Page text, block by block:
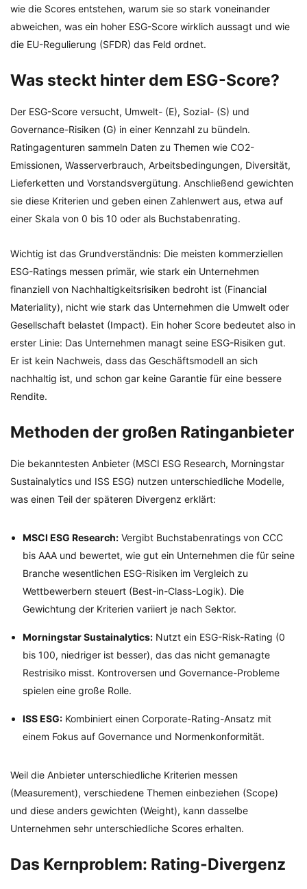
wie die Scores entstehen, warum sie so stark voneinander
abweichen, was ein hoher ESG-Score wirklich aussagt und wie
die EU-Regulierung (SFDR) das Feld ordnet.
Was steckt hinter dem ESG-Score?
Der ESG-Score versucht, Umwelt- (E), Sozial- (S) und
Governance-Risiken (G) in einer Kennzahl zu bündeln.
Ratingagenturen sammeln Daten zu Themen wie CO2-
Emissionen, Wasserverbrauch, Arbeitsbedingungen, Diversität,
Lieferketten und Vorstandsvergütung. Anschließend gewichten
sie diese Kriterien und geben einen Zahlenwert aus, etwa auf
einer Skala von 0 bis 10 oder als Buchstabenrating.
Wichtig ist das Grundverständnis: Die meisten kommerziellen
ESG-Ratings messen primär, wie stark ein Unternehmen
finanziell von Nachhaltigkeitsrisiken bedroht ist (Financial
Materiality), nicht wie stark das Unternehmen die Umwelt oder
Gesellschaft belastet (Impact). Ein hoher Score bedeutet also in
erster Linie: Das Unternehmen managt seine ESG-Risiken gut.
Er ist kein Nachweis, dass das Geschäftsmodell an sich
nachhaltig ist, und schon gar keine Garantie für eine bessere
Rendite.
Methoden der großen Ratinganbieter
Die bekanntesten Anbieter (MSCI ESG Research, Morningstar
Sustainalytics und ISS ESG) nutzen unterschiedliche Modelle,
was einen Teil der späteren Divergenz erklärt:
MSCI ESG Research: Vergibt Buchstabenratings von CCC
bis AAA und bewertet, wie gut ein Unternehmen die für seine
Branche wesentlichen ESG-Risiken im Vergleich zu
Wettbewerbern steuert (Best-in-Class-Logik). Die
Gewichtung der Kriterien variiert je nach Sektor.
Morningstar Sustainalytics: Nutzt ein ESG-Risk-Rating (0
bis 100, niedriger ist besser), das das nicht gemanagte
Restrisiko misst. Kontroversen und Governance-Probleme
spielen eine große Rolle.
ISS ESG: Kombiniert einen Corporate-Rating-Ansatz mit
einem Fokus auf Governance und Normenkonformität.
Weil die Anbieter unterschiedliche Kriterien messen
(Measurement), verschiedene Themen einbeziehen (Scope)
und diese anders gewichten (Weight), kann dasselbe
Unternehmen sehr unterschiedliche Scores erhalten.
Das Kernproblem: Rating-Divergenz